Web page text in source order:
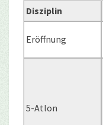
Disziplin
Eröffnung
5-Atlon